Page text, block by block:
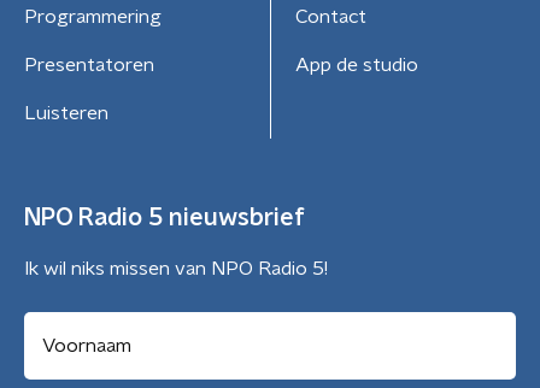
Programmering
Presentatoren
Luisteren
Contact
App de studio
NPO Radio 5 nieuwsbrief
Ik wil niks missen van NPO Radio 5!